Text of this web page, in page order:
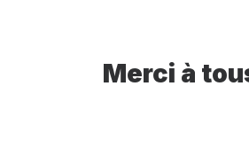
Merci à